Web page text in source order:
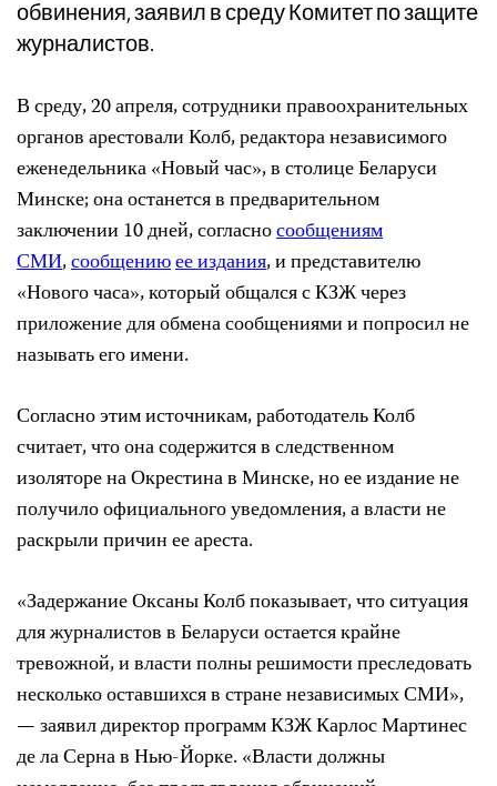
обвинения, заявил в среду Комитет по защите
журналистов.
В среду, 20 апреля, сотрудники правоохранительных
органов арестовали Колб, редактора независимого
еженедельника «Новый час», в столице Беларуси
Минске; она останется в предварительном
заключении 10 дней, согласносообщениям
СМИ,сообщениюее издания, и представителю
«Нового часа», который общался с КЗЖ через
приложение для обмена сообщениями и попросил не
называть его имени.
Согласно этим источникам, работодатель Колб
считает, что она содержится в следственном
изоляторе на Окрестина в Минске, но ее издание не
получило официального уведомления, а власти не
раскрыли причин ее ареста.
«Задержание Оксаны Колб показывает, что ситуация
для журналистов в Беларуси остается крайне
тревожной, и власти полны решимости преследовать
несколько оставшихся в стране независимых СМИ»,
— заявил директор программ КЗЖ Карлос Мартинес
де ла Серна в Нью-Йорке. «Власти должны